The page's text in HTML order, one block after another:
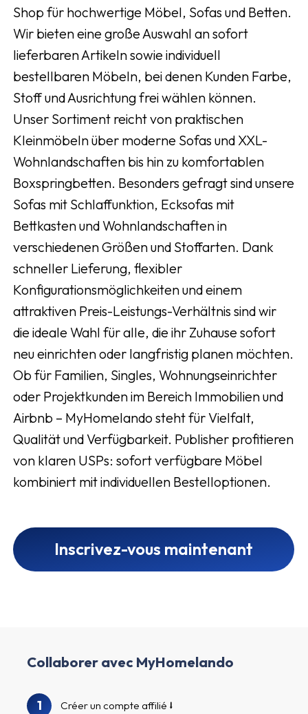
Shop für hochwertige Möbel, Sofas und Betten.
Wir bieten eine große Auswahl an sofort
lieferbaren Artikeln sowie individuell
bestellbaren Möbeln, bei denen Kunden Farbe,
Stoff und Ausrichtung frei wählen können.
Unser Sortiment reicht von praktischen
Kleinmöbeln über moderne Sofas und XXL-
Wohnlandschaften bis hin zu komfortablen
Boxspringbetten. Besonders gefragt sind unsere
Sofas mit Schlaffunktion, Ecksofas mit
Bettkasten und Wohnlandschaften in
verschiedenen Größen und Stoffarten. Dank
schneller Lieferung, flexibler
Konfigurationsmöglichkeiten und einem
attraktiven Preis-Leistungs-Verhältnis sind wir
die ideale Wahl für alle, die ihr Zuhause sofort
neu einrichten oder langfristig planen möchten.
Ob für Familien, Singles, Wohnungseinrichter
oder Projektkunden im Bereich Immobilien und
Airbnb – MyHomelando steht für Vielfalt,
Qualität und Verfügbarkeit. Publisher profitieren
von klaren USPs: sofort verfügbare Möbel
kombiniert mit individuellen Bestelloptionen.
Inscrivez-vous maintenant
Collaborer avec MyHomelando
1 Créer un compte affilié